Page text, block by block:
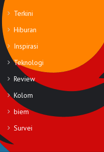
Terkini
Hiburan
Inspirasi
Teknologi
Review
Kolom
biem
Survei